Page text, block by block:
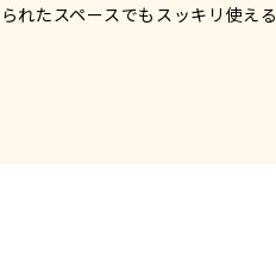
れたスペースでもスッキリ使える